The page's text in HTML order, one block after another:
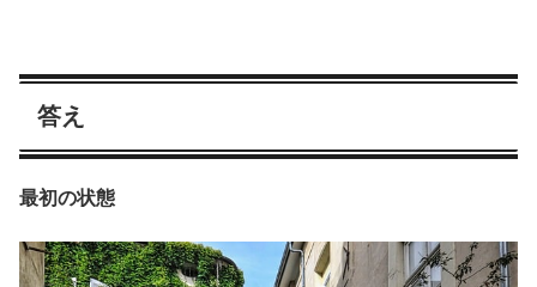
答え
最初の状態